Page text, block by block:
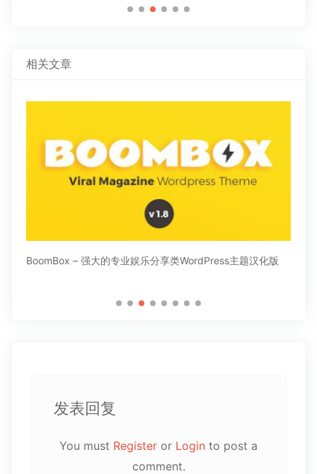
相关文章
BoomBox – 强大的专业娱乐分享类WordPress主题汉化版
发表回复
You must Register or Login to post a
comment.